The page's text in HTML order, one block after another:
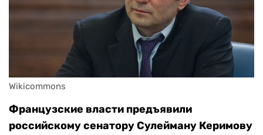
Wikicommons
Французские власти предъявили
российскому сенатору Сулейману Керимову